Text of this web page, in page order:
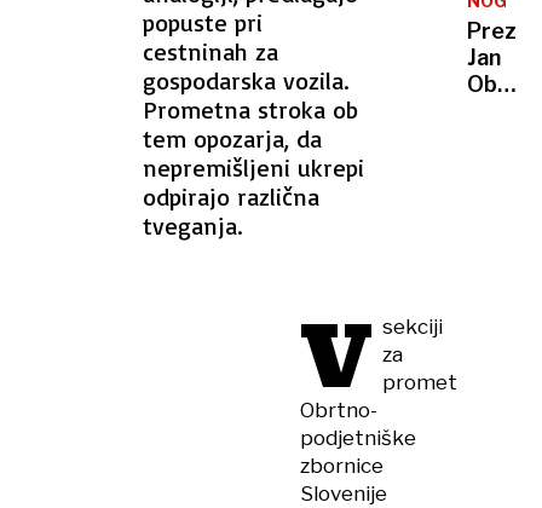
popuste pri
cestninah za
gospodarska vozila.
Prometna stroka ob
tem opozarja, da
nepremišljeni ukrepi
odpirajo različna
tveganja.
V sekciji
za
promet
Obrtno-
podjetniške
zbornice
Slovenije
žrtev
Jan
Oblak